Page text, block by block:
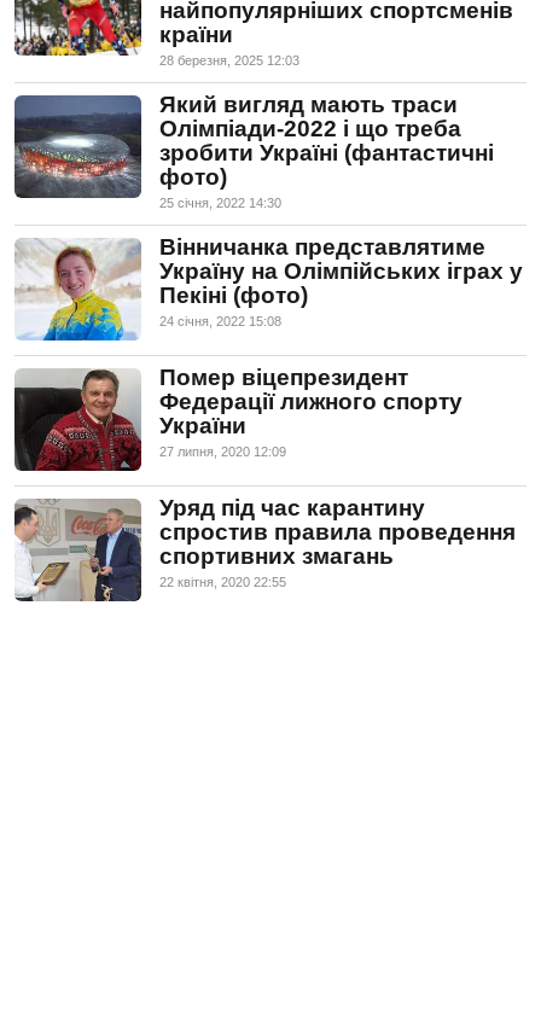
найпопулярніших спортсменів
країни
28 березня, 2025 12:03
Який вигляд мають траси
Олімпіади-2022 і що треба
зробити Україні (фантастичні
фото)
25 сiчня, 2022 14:30
Вінничанка представлятиме
Україну на Олімпійських іграх у
Пекіні (фото)
24 сiчня, 2022 15:08
Помер віцепрезидент
Федерації лижного спорту
України
27 липня, 2020 12:09
Уряд під час карантину
спростив правила проведення
спортивних змагань
22 квiтня, 2020 22:55